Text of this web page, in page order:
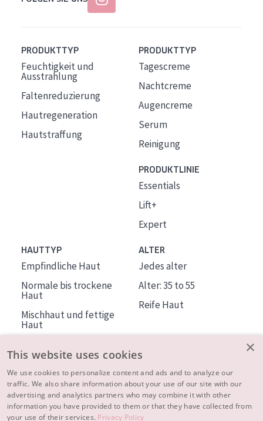
PRODUKTTYP
Feuchtigkeit und
Ausstrahlung
Faltenreduzierung
Hautregeneration
Hautstraffung
PRODUKTTYP
Tagescreme
Nachtcreme
Augencreme
Serum
Reinigung
PRODUKTLINIE
Essentials
Lift+
Expert
HAUTTYP
Empfindliche Haut
Normale bis trockene
Haut
Mischhaut und fettige
Haut
Haut
ALTER
Jedes alter
Alter: 35 to 55
Reife Haut
ÜBER DIADERMINE
Mehr über uns
×
This website uses cookies
We use cookies to personalize content and ads and to analyze our
traffic. We also share information about your use of our site with our
advertising and analytics partners who may combine it with other
information you have provided to them or that they have collected from
your use of their services. Privacy Policy